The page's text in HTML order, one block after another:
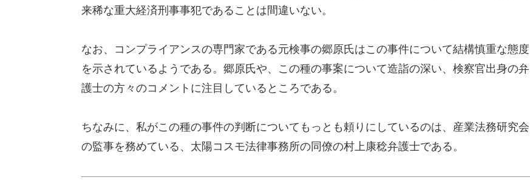
来稀な重大経済刑事事犯であることは間違いない。
なお、コンプライアンスの専門家である元検事の郷原氏はこの事件について結構慎重な態度
を示されているようである。郷原氏や、この種の事案について造詣の深い、検察官出身の弁
護士の方々のコメントに注目しているところである。
ちなみに、私がこの種の事件の判断についてもっとも頼りにしているのは、産業法務研究会
の監事を務めている、太陽コスモ法律事務所の同僚の村上康稔弁護士である。